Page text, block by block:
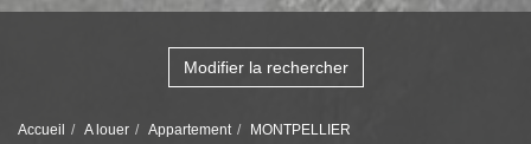
Modifier la rechercher
Accueil A louer Appartement MONTPELLIER